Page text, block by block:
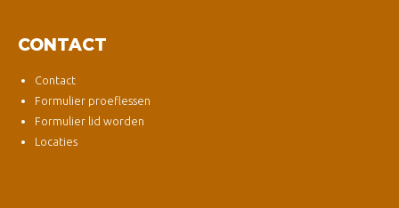
CONTACT
Contact
Formulier proeflessen
Formulier lid worden
Locaties